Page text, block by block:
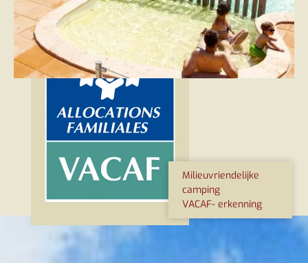
Milieuvriendelijke
camping
VACAF- erkenning